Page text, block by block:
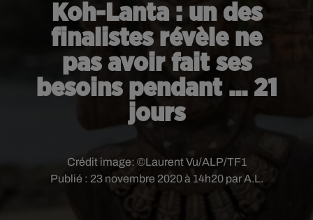
Koh-Lanta : un des
finalistes révèle ne
pas avoir fait ses
besoins pendant ... 21
jours
Publié : 23 novembre 2020 à 14h20 par A.L.
Crédit image: ©Laurent Vu/ALP/TF1